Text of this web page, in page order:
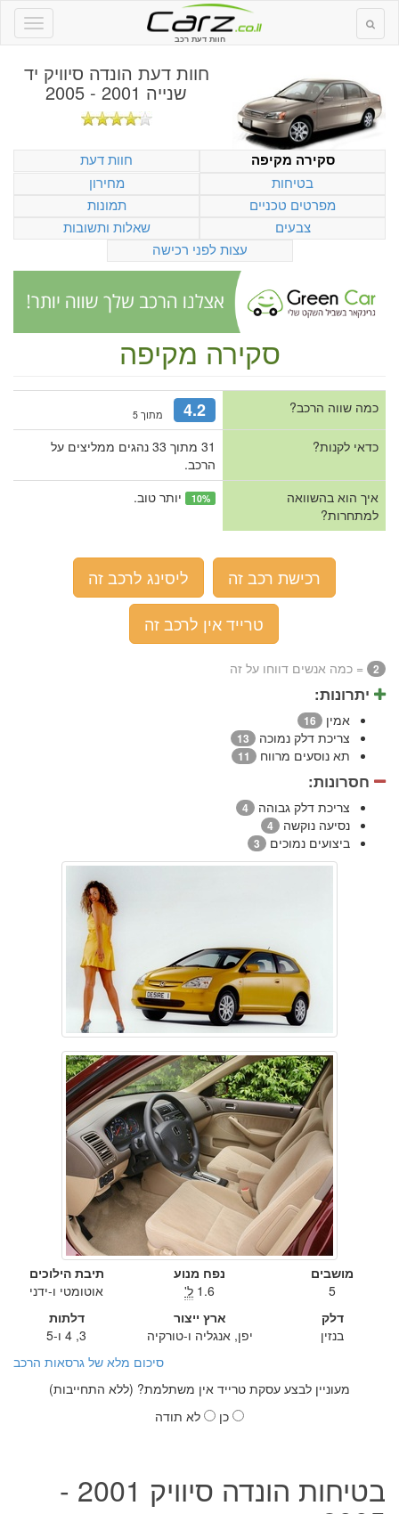
חוות דעת רכב
חוות דעת הונדה סיוויק יד
שנייה 2001 - 2005
סקירה מקיפה
חוות דעת
בטיחות
מחירון
מפרטים טכניים
תמונות
צבעים
שאלות ותשובות
עצות לפני רכישה
סקירה מקיפה
כמה שווה הרכב? 4.2 מתוך 5
כדאי לקנות?
31 מתוך 33 נהגים ממליצים על
הרכב.
איך הוא בהשוואה
למתחרות?
10% יותר טוב.
רכישת רכב זה
ליסינג לרכב זה
טרייד אין לרכב זה
2 = כמה אנשים דווחו על זה
יתרונות:
אמין 16
צריכת דלק נמוכה 13
תא נוסעים מרווח 11
חסרונות:
צריכת דלק גבוהה 4
נסיעה נוקשה 4
ביצועים נמוכים 3
מושבים
5
נפח מנוע
1.6 ל'
תיבת הילוכים
אוטומטי ו-ידני
דלק
בנזין
ארץ ייצור
יפן, אנגליה ו-טורקיה
דלתות
3, 4 ו-5
סיכום מלא של גרסאות הרכב
מעוניין לבצע עסקת טרייד אין משתלמת? (ללא התחייבות)
כן
לא תודה
בטיחות הונדה סיוויק 2001 -